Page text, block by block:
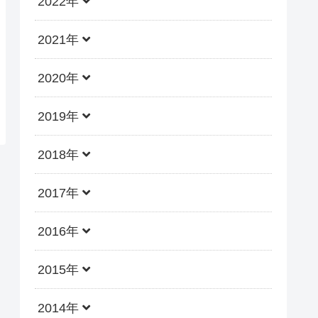
2021年
2020年
2019年
2018年
2017年
2016年
2015年
2014年